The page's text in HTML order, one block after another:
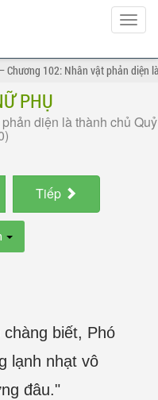
Hiện
menu
Chương 102: Nhân vật phản diện
PHỤ
diện là thành chủ Quỷ
Tiếp
biết, Phó
lạnh nhạt vô
đâu."